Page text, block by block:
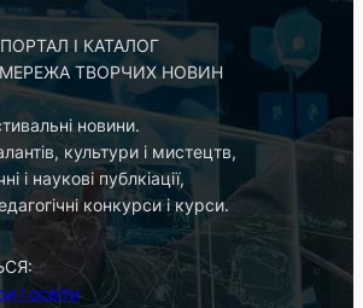
І КАТАЛОГ
ТВОРЧИХ НОВИН
новини.
культури і мистецтв,
і наукові публкіації,
конкурси і курси.
і освіти